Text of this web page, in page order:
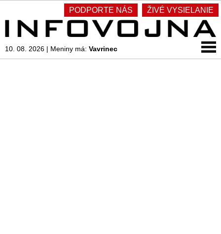
PODPORTE NÁS ŽIVÉ VYSIELANIE
10. 08. 2026 | Meniny má: Vavrinec